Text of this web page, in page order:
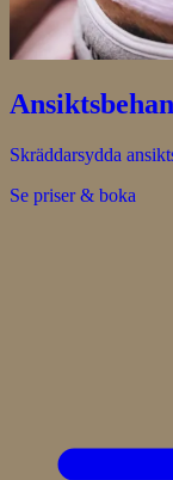
Skräddarsydda
Se priser & boka